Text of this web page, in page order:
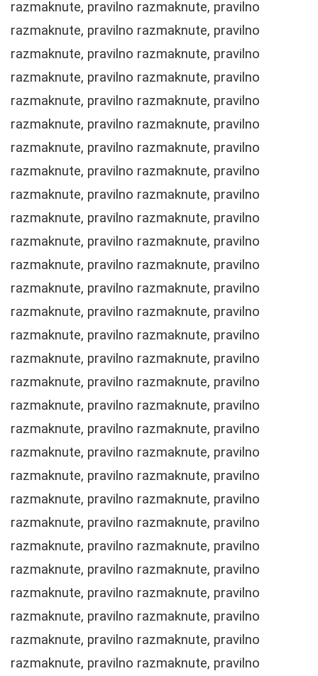
razmaknute, pravilno razmaknute, pravilno
razmaknute, pravilno razmaknute, pravilno
razmaknute, pravilno razmaknute, pravilno
razmaknute, pravilno razmaknute, pravilno
razmaknute, pravilno razmaknute, pravilno
razmaknute, pravilno razmaknute, pravilno
razmaknute, pravilno razmaknute, pravilno
razmaknute, pravilno razmaknute, pravilno
razmaknute, pravilno razmaknute, pravilno
razmaknute, pravilno razmaknute, pravilno
razmaknute, pravilno razmaknute, pravilno
razmaknute, pravilno razmaknute, pravilno
razmaknute, pravilno razmaknute, pravilno
razmaknute, pravilno razmaknute, pravilno
razmaknute, pravilno razmaknute, pravilno
razmaknute, pravilno razmaknute, pravilno
razmaknute, pravilno razmaknute, pravilno
razmaknute, pravilno razmaknute, pravilno
razmaknute, pravilno razmaknute, pravilno
razmaknute, pravilno razmaknute, pravilno
razmaknute, pravilno razmaknute, pravilno
razmaknute, pravilno razmaknute, pravilno
razmaknute, pravilno razmaknute, pravilno
razmaknute, pravilno razmaknute, pravilno
razmaknute, pravilno razmaknute, pravilno
razmaknute, pravilno razmaknute, pravilno
razmaknute, pravilno razmaknute, pravilno
razmaknute, pravilno razmaknute, pravilno
razmaknute, pravilno razmaknute, pravilno